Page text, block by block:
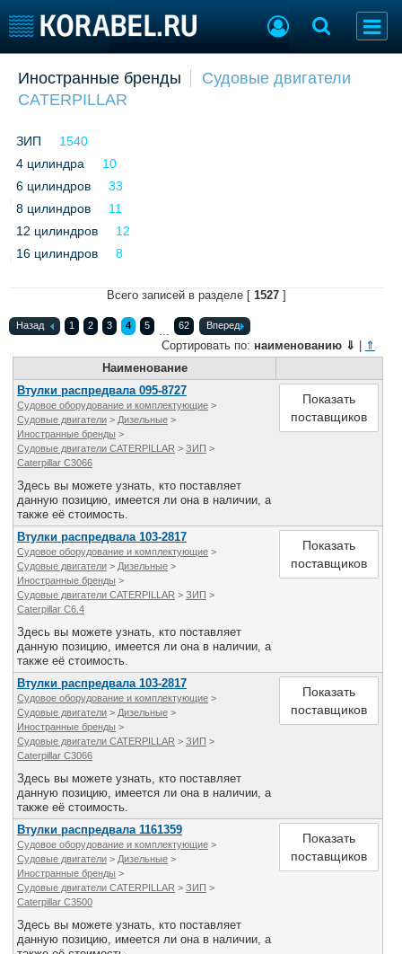
Судостроение
Новости
Компании
Репутация
Работа
Крюинг
Журнал
Конференции
Выставки и семинары
Словарь
Флот
Галерея флота
Все службы
Иностранные бренды
Судовые двигатели
CATERPILLAR
ЗИП
1540
4 цилиндра
10
6 цилиндров
33
8 цилиндров
11
12 цилиндров
12
16 цилиндров
8
Всего записей в разделе [ 1527 ]
Назад 1 2 3 4 5 ... 62 Вперед
Сортировать по: наименованию ⇓
⇑
Наименование
Втулки распредвала 095-8727
Судовое оборудование и комплектующие >
Судовые двигатели > Дизельные >
Иностранные бренды >
Судовые двигатели CATERPILLAR > ЗИП >
Caterpillar C3066
Здесь вы можете узнать, кто поставляет
данную позицию, имеется ли она в наличии, а
также её стоимость.
Показать
поставщиков
Втулки распредвала 103-2817
Судовое оборудование и комплектующие >
Судовые двигатели > Дизельные >
Иностранные бренды >
Судовые двигатели CATERPILLAR > ЗИП >
Caterpillar C6.4
Здесь вы можете узнать, кто поставляет
данную позицию, имеется ли она в наличии, а
также её стоимость.
Показать
поставщиков
Втулки распредвала 103-2817
Судовое оборудование и комплектующие >
Судовые двигатели > Дизельные >
Иностранные бренды >
Судовые двигатели CATERPILLAR > ЗИП >
Caterpillar C3066
Здесь вы можете узнать, кто поставляет
данную позицию, имеется ли она в наличии, а
также её стоимость.
Показать
поставщиков
Втулки распредвала 1161359
Судовое оборудование и комплектующие >
Судовые двигатели > Дизельные >
Иностранные бренды >
Судовые двигатели CATERPILLAR > ЗИП >
Caterpillar C3500
Здесь вы можете узнать, кто поставляет
данную позицию, имеется ли она в наличии, а
Показать
поставщиков